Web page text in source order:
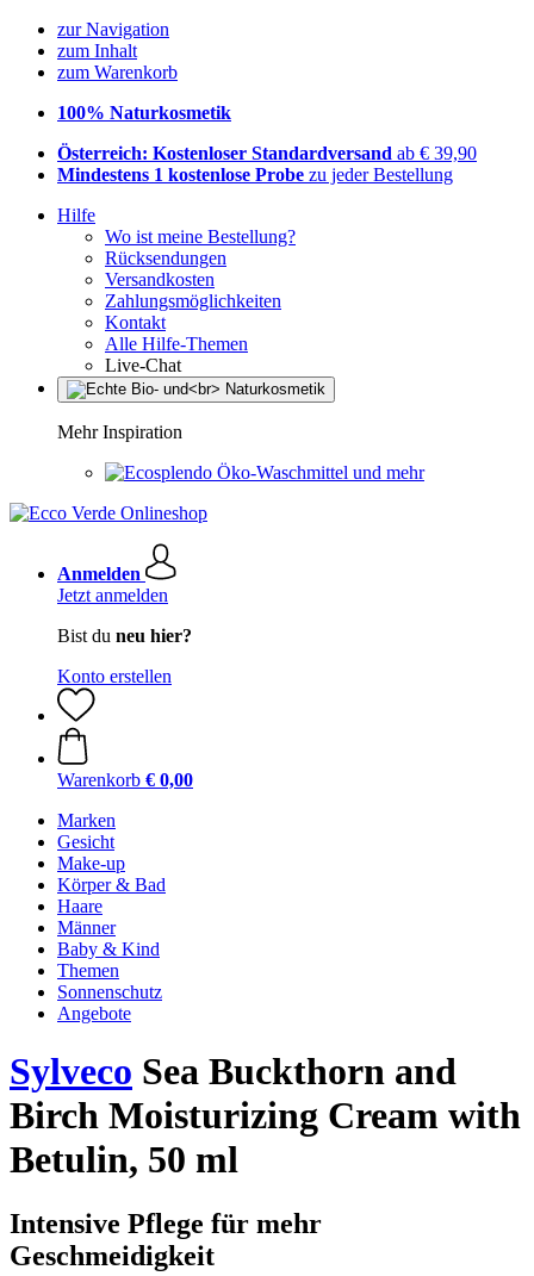
zur Navigation
zum Inhalt
zum Warenkorb
100% Naturkosmetik
Österreich: Kostenloser Standardversand ab € 39,90
Mindestens 1 kostenlose Probe zu jeder Bestellung
Hilfe
Wo ist meine Bestellung?
Rücksendungen
Versandkosten
Zahlungsmöglichkeiten
Kontakt
Alle Hilfe-Themen
Live-Chat
Mehr Inspiration
Öko-Waschmittel und mehr
Anmelden
Jetzt anmelden
Bist du neu hier?
Konto erstellen
Warenkorb € 0,00
Marken
Gesicht
Make-up
Körper & Bad
Haare
Männer
Baby & Kind
Themen
Sonnenschutz
Angebote
Sylveco Sea Buckthorn and
Birch Moisturizing Cream with
Betulin, 50 ml
Intensive Pflege für mehr
Geschmeidigkeit